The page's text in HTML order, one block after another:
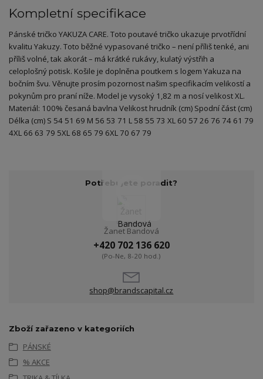
Kompletní specifikace
Pánské tričko YAKUZA CARE. Toto poutavé tričko ukazuje prvotřídní
kvalitu Yakuzy. Toto běžné vypasované tričko – není příliš tenké, ani
příliš volné, tak akorát – má krátké rukávy, kulatý výstřih a
celoplošný potisk. Košile je doplněna poutkem s logem Yakuza na
bočním švu. Věnujte prosím pozornost našim specifikacím velikostí a
pokynům pro praní níže. Model je vysoký 1,82 m a nosí velikost XL.
Materiál: 100% česaná bavlna Velikost hrudník (cm) Spodní část (cm)
Délka (cm) S 54 51 69 M 56 53 71 L 58 55 73 XL 60 57 26 76 74 61 79
4XL 66 63 79 5XL 68 65 79 6XL 70 67 79
Potřebujete poradit?
Žanet Bandová
+420 702 136 620
(Po-Ne, 8-20 hod.)
shop@brandscapital.cz
Zboží zařazeno v kategoriích
PÁNSKÉ
% AKCE